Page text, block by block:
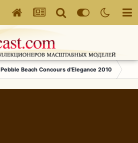
Pebble Beach Concours d'Elegance 2010